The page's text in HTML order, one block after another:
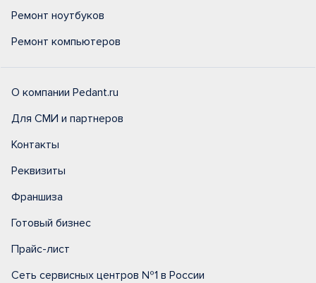
Ремонт ноутбуков
Ремонт компьютеров
О компании Pedant.ru
Для СМИ и партнеров
Контакты
Реквизиты
Франшиза
Готовый бизнес
Прайс-лист
Сеть сервисных центров №1 в России